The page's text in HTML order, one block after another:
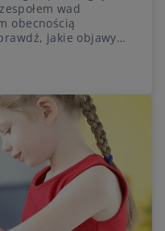
wad
obecnością
jakie objawy